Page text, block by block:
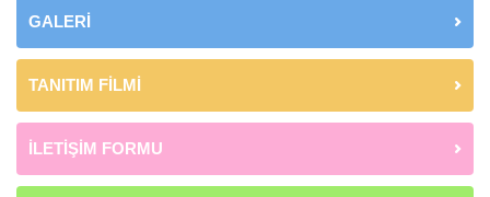
GALERİ
TANITIM FİLMİ
İLETİŞİM FORMU